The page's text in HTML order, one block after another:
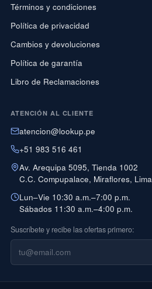
Términos y condiciones
Política de privacidad
Cambios y devoluciones
Política de garantía
Libro de Reclamaciones
ATENCIÓN AL CLIENTE
atencion@lookup.pe
+51 983 516 461
Av. Arequipa 5095, Tienda 1002
C.C. Compupalace, Miraflores, Lima
Lun–Vie 10:30 a.m.–7:00 p.m.
Sábados 11:30 a.m.–4:00 p.m.
Suscríbete y recibe las ofertas primero: